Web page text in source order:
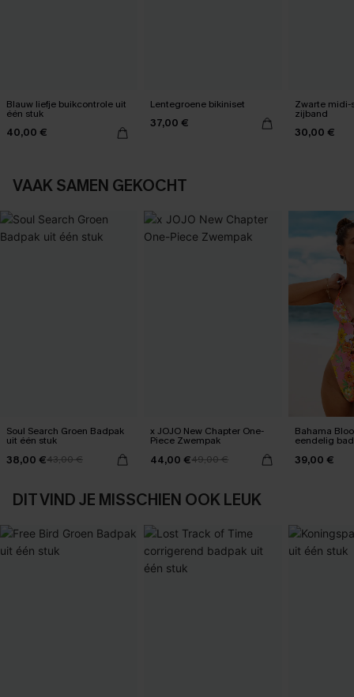
Blauw liefje buikcontrole uit
één stuk
40,00 €
Lentegroene bikiniset
37,00 €
Zwarte midi-
zijband
30,00 €
VAAK SAMEN GEKOCHT
Soul Search Groen Badpak
uit één stuk
38,00 €43,00 €
x JOJO New Chapter One-
Piece Zwempak
44,00 €49,00 €
Bahama
eendelig
39,00 €
DIT VIND JE MISSCHIEN OOK LEUK